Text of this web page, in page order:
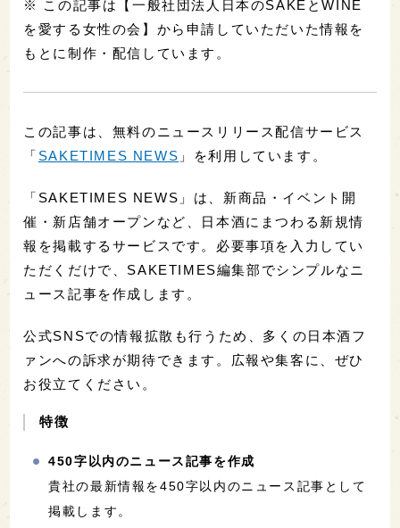
※ この記事は【一般社団法人日本のSAKEとWINE
を愛する女性の会】から申請していただいた情報を
もとに制作・配信しています。
この記事は、無料のニュースリリース配信サービス
「 SAKETIMES NEWS 」を利用しています。
「SAKETIMES NEWS」は、新商品・イベント開
催・新店舗オープンなど、日本酒にまつわる新規情
報を掲載するサービスです。必要事項を入力してい
ただくだけで、SAKETIMES編集部でシンプルなニ
ュース記事を作成します。
公式SNSでの情報拡散も行うため、多くの日本酒フ
ァンへの訴求が期待できます。広報や集客に、ぜひ
お役立てください。
特徴
450字以内のニュース記事を作成
貴社の最新情報を450字以内のニュース記事として
掲載します。